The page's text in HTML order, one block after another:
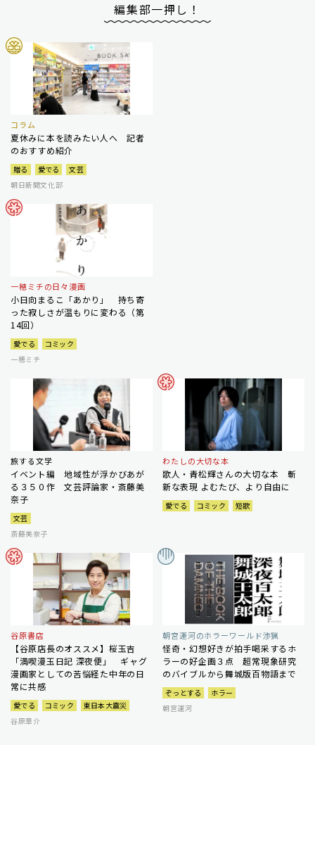
編集部一押し！
コラム
夏休みに本を読みたい人へ 記者
のおすすめ紹介
贈る 愛でる
文芸
朝日新聞文化部
一穂ミチの日々漫画
小日向まるこ「あかり」 持ち寄
った寂しさが温もりに変わる（第
14回）
愛でる
コミック
一穂ミチ
旅する文学
イベント編 地域性が浮かびあが
る３５０作 文芸評論家・斎藤美
奈子
文芸
斎藤美奈子
わたしの大切な本
歌人・青松輝さんの大切な本 斬
新な表現 よむたび、より自由に
愛でる コミック 短歌
谷原書店
【谷原店長のオススメ】桜玉吉
「満喫漫玉日記 深夜便」 ギャグ
漫画家としての苦悩経た中年の日
常に共感
愛でる コミック
東日本大震災
谷原章介
朝宮運河のホラーワールド渉猟
怪奇・幻想好きが拍手喝采するホ
ラーの好企画３点 超常現象研究
のバイブルから舞城版百物語まで
ぞっとする
ホラー
朝宮運河